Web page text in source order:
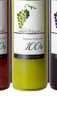
高級ぶどうジ
¥38,880